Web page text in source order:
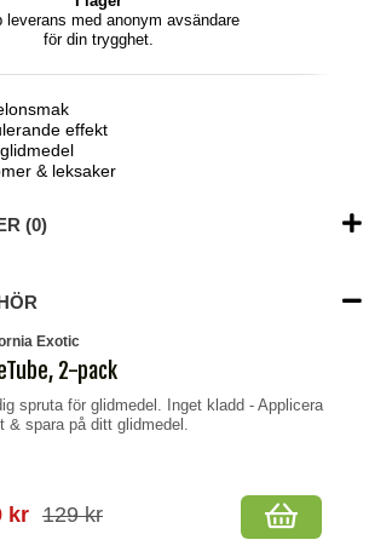
leverans med anonym avsändare
för din trygghet.
effekt
& leksaker
(0)
Exotic
2-pack
spruta för glidmedel. Inget kladd - Applicera
& spara på ditt glidmedel.
kr 129 kr